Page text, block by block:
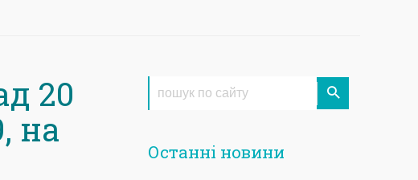
20
на
Останні новини